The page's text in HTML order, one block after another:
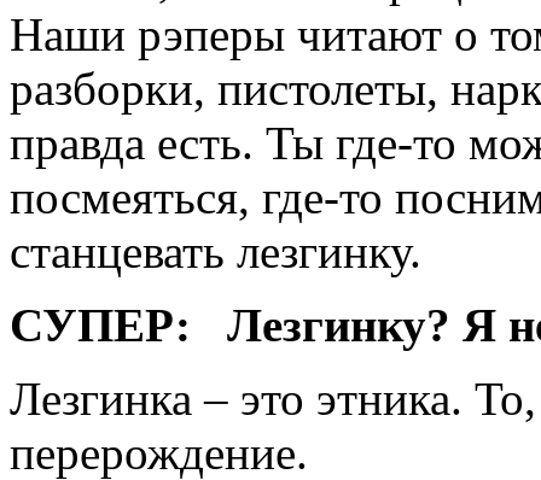
Наши рэперы читают о
разборки, пистолеты,
правда есть. Ты где-то
посмеяться, где-то
станцевать лезгинку.
СУПЕР:
Лезгинку? Я
Лезгинка – это этника.
перерождение.